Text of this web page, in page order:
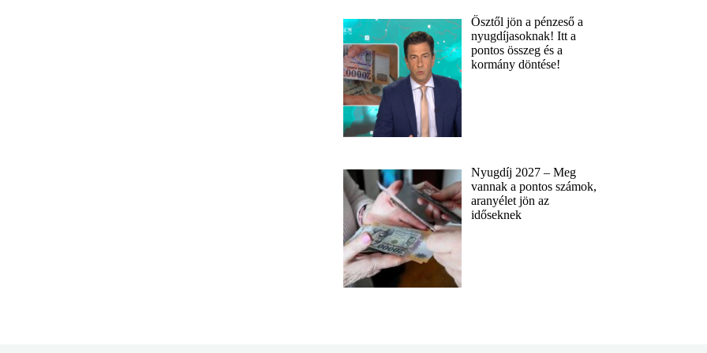
Ősztől jön a pénzeső a
nyugdíjasoknak! Itt a
pontos összeg és a
kormány döntése!
Nyugdíj 2027 – Meg
vannak a pontos számok,
aranyélet jön az
időseknek